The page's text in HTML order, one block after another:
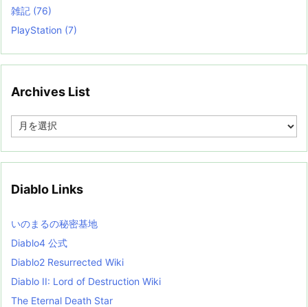
雑記 (76)
PlayStation (7)
Archives List
e
i
s
t
Diablo Links
いのまるの秘密基地
Diablo4 公式
Diablo2 Resurrected Wiki
Diablo II: Lord of Destruction Wiki
The Eternal Death Star